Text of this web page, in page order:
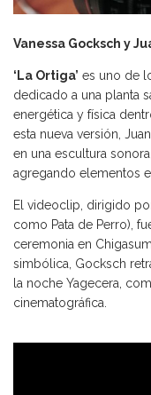
Vanessa Gocksch y
‘La Ortiga’ es uno de
dedicado a una planta
energética y física
esta nueva versión,
en una escultura
agregando elementos
El videoclip, dirigido
como Pata de Perro),
ceremonia en
simbólica, Gocksch
la noche Yagecera,
cinematográfica.